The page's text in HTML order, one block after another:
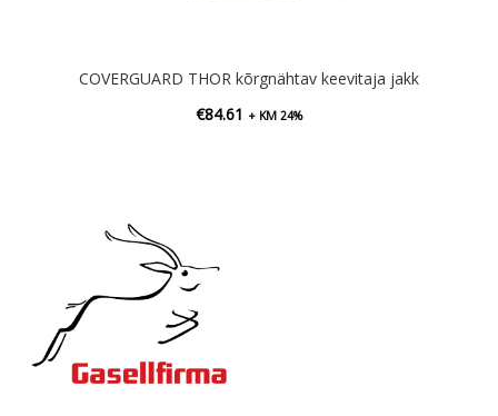
COVERGUARD THOR kõrgnähtav keevitaja jakk
€84.61 + KM 24%